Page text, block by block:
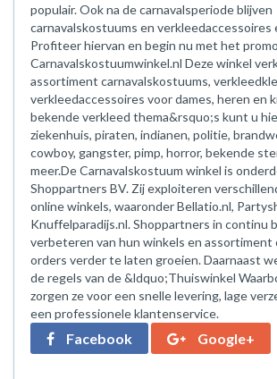
populair. Ook na de carnavalsperiode blijven
carnavalskostuums en verkleedaccessoires
Profiteer hiervan en begin nu met het
Carnavalskostuumwinkel.nl Deze winkel
assortiment carnavalskostuums,
verkleedaccessoires voor dames, heren en
bekende verkleed thema&rsquo;s kunt u
ziekenhuis, piraten, indianen, politie,
cowboy, gangster, pimp, horror, bekende
meer.De Carnavalskostuum winkel is
Shoppartners BV. Zij exploiteren
online winkels, waaronder Bellatio.nl,
Knuffelparadijs.nl. Shoppartners in continu
verbeteren van hun winkels en assortiment
orders verder te laten groeien. Daarnaast
de regels van de &ldquo;Thuiswinkel
zorgen ze voor een snelle levering, lage
een professionele klantenservice.
Facebook Google+